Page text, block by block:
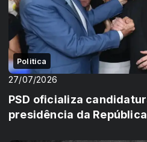
Politica
27/07/2026
PSD oficializa
presidência da República